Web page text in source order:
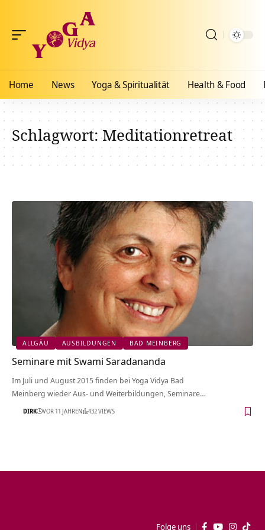
Home News Yoga & Spiritualität Health & Food
Schlagwort:Meditationretreat
ALLGÄU AUSBILDUNGEN BAD MEINBERG
Seminare mit Swami Saradananda
Im Juli und August 2015 finden bei Yoga Vidya Bad
Meinberg wieder Aus- und Weiterbildungen, Seminare…
DIRK VOR 11 JAHREN 432 VIEWS
Folge uns